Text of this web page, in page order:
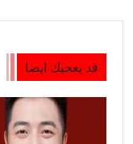
قد يعجبك ايضا